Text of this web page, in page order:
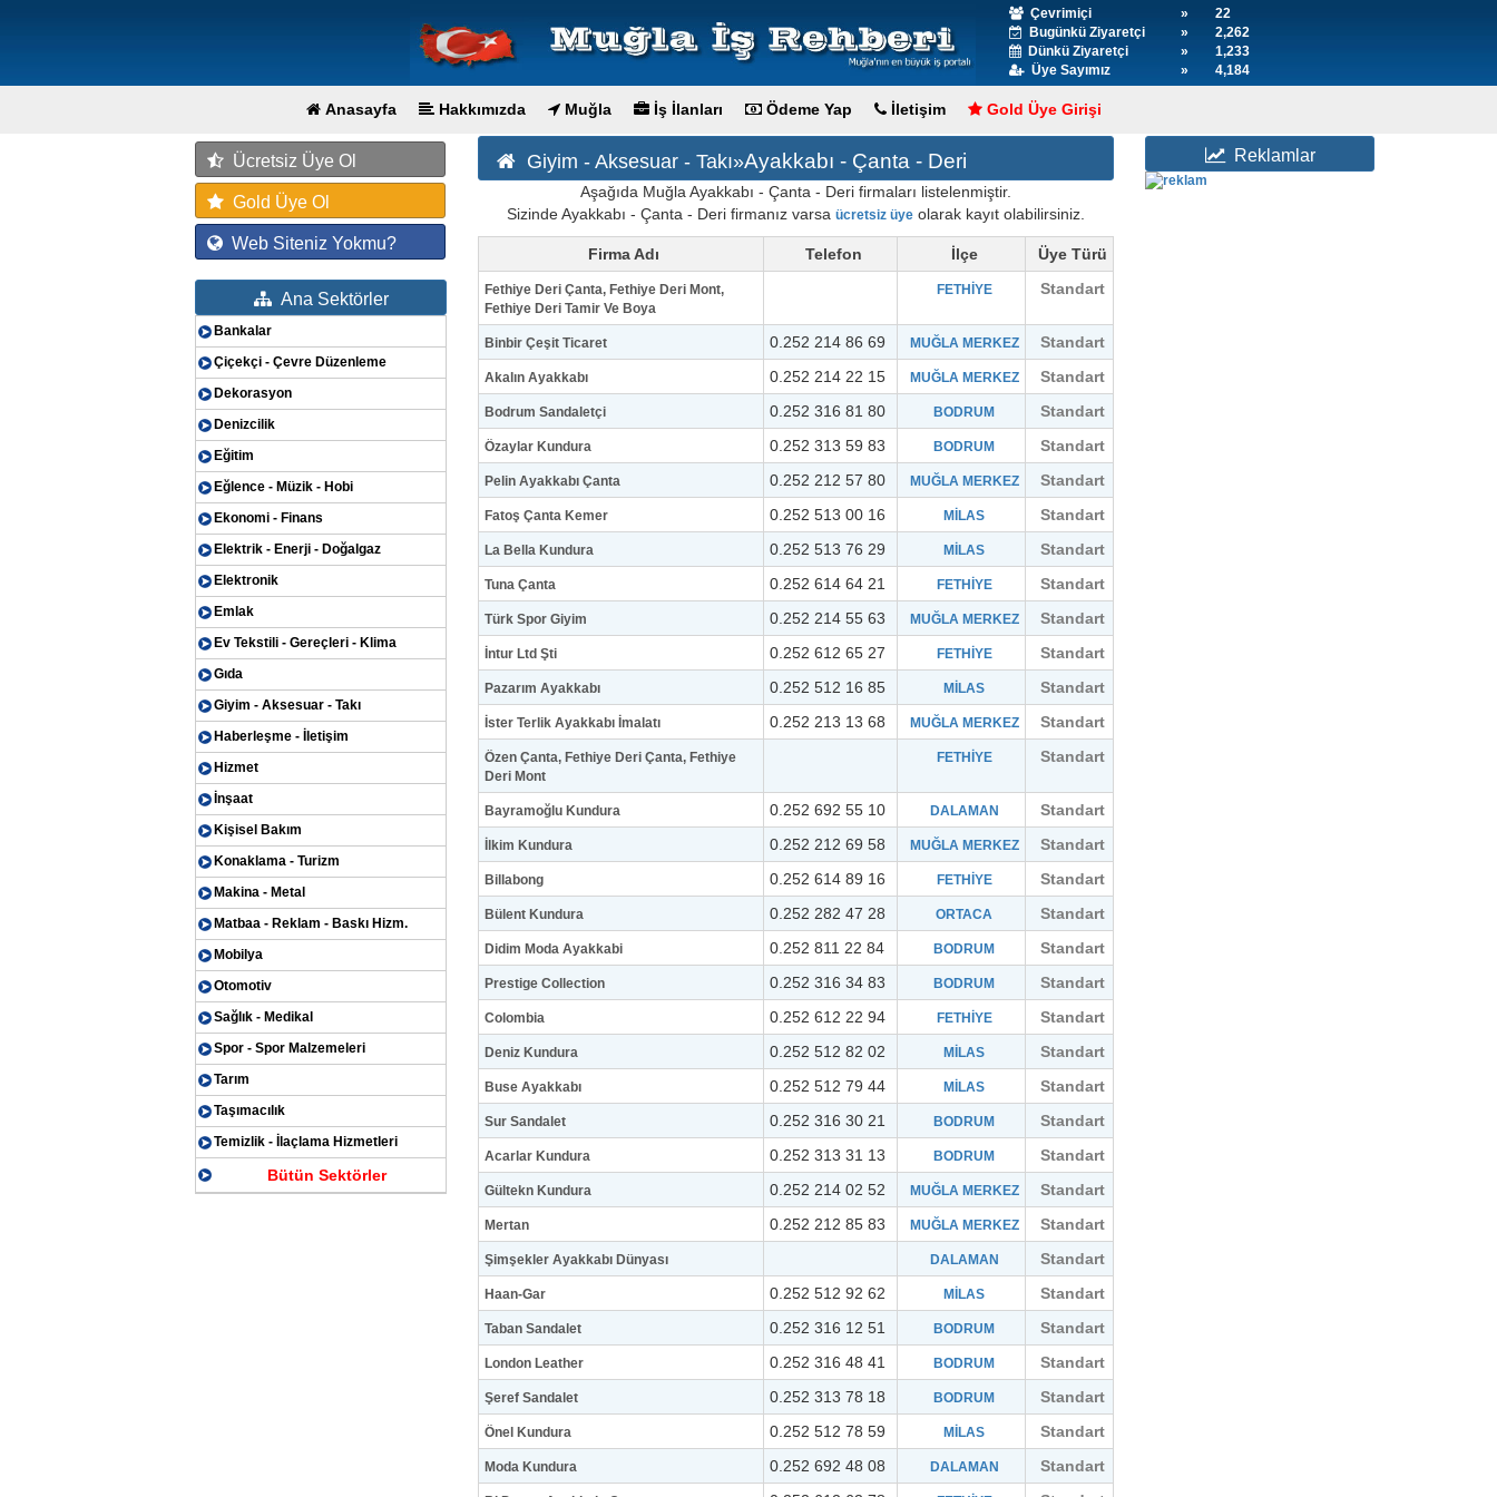
Çevrimiçi »
22
Bugünkü Ziyaretçi
»
2,262
Dünkü Ziyaretçi
»
1,233
Üye Sayımız
» 4,184
Anasayfa Hakkımızda Muğla İş İlanları Ödeme Yap İletişim Gold Üye Girişi
Ücretsiz Üye Ol
Gold Üye Ol
Web Siteniz Yokmu?
Ana Sektörler
Bankalar
Çiçekçi - Çevre Düzenleme
Dekorasyon
Denizcilik
Eğitim
Eğlence - Müzik - Hobi
Ekonomi - Finans
Elektrik - Enerji - Doğalgaz
Elektronik
Emlak
Ev Tekstili - Gereçleri - Klima
Gıda
Giyim - Aksesuar - Takı
Haberleşme - İletişim
Hizmet
İnşaat
Kişisel Bakım
Konaklama - Turizm
Makina - Metal
Matbaa - Reklam - Baskı Hizm.
Mobilya
Otomotiv
Sağlık - Medikal
Spor - Spor Malzemeleri
Tarım
Taşımacılık
Temizlik - İlaçlama Hizmetleri
Bütün Sektörler
Giyim - Aksesuar - Takı»Ayakkabı - Çanta - Deri
Aşağıda Muğla Ayakkabı - Çanta - Deri firmaları listelenmiştir.
Sizinde Ayakkabı - Çanta - Deri firmanız varsaücretsiz üye olarak kayıt olabilirsiniz.
Firma Adı Telefon İlçe Üye Türü
Fethiye Deri Çanta, Fethiye Deri Mont,
Fethiye Deri Tamir Ve Boya
FETHİYE Standart
Binbir Çeşit Ticaret 0.252 214 86 69 MUĞLA MERKEZ Standart
Akalın Ayakkabı 0.252 214 22 15 MUĞLA MERKEZ Standart
Bodrum Sandaletçi 0.252 316 81 80 BODRUM Standart
Özaylar Kundura 0.252 313 59 83 BODRUM Standart
Pelin Ayakkabı Çanta 0.252 212 57 80 MUĞLA MERKEZ Standart
Fatoş Çanta Kemer 0.252 513 00 16 MİLAS Standart
La Bella Kundura 0.252 513 76 29 MİLAS Standart
Tuna Çanta 0.252 614 64 21 FETHİYE Standart
Türk Spor Giyim 0.252 214 55 63 MUĞLA MERKEZ Standart
İntur Ltd Şti 0.252 612 65 27 FETHİYE Standart
Pazarım Ayakkabı 0.252 512 16 85 MİLAS Standart
İster Terlik Ayakkabı İmalatı 0.252 213 13 68 MUĞLA MERKEZ Standart
Özen Çanta, Fethiye Deri Çanta, Fethiye
Deri Mont
FETHİYE Standart
Bayramoğlu Kundura 0.252 692 55 10 DALAMAN Standart
İlkim Kundura 0.252 212 69 58 MUĞLA MERKEZ Standart
Billabong 0.252 614 89 16 FETHİYE Standart
Bülent Kundura 0.252 282 47 28 ORTACA Standart
Didim Moda Ayakkabi 0.252 811 22 84 BODRUM Standart
Prestige Collection 0.252 316 34 83 BODRUM Standart
Colombia 0.252 612 22 94 FETHİYE Standart
Deniz Kundura 0.252 512 82 02 MİLAS Standart
Buse Ayakkabı 0.252 512 79 44 MİLAS Standart
Sur Sandalet 0.252 316 30 21 BODRUM Standart
Acarlar Kundura 0.252 313 31 13 BODRUM Standart
Gültekn Kundura 0.252 214 02 52 MUĞLA MERKEZ Standart
Mertan 0.252 212 85 83 MUĞLA MERKEZ Standart
Şimşekler Ayakkabı Dünyası DALAMAN Standart
Haan-Gar 0.252 512 92 62 MİLAS Standart
Taban Sandalet 0.252 316 12 51 BODRUM Standart
London Leather 0.252 316 48 41 BODRUM Standart
Şeref Sandalet 0.252 313 78 18 BODRUM Standart
Önel Kundura 0.252 512 78 59 MİLAS Standart
Moda Kundura 0.252 692 48 08 DALAMAN Standart
Reklamlar